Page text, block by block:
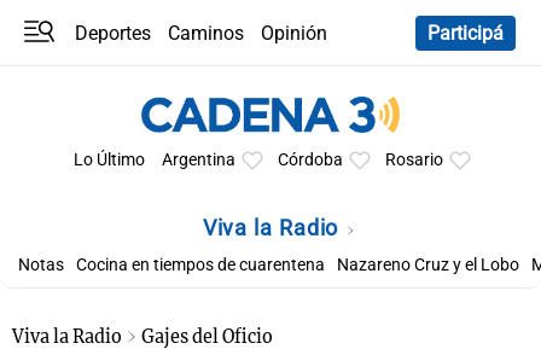
Deportes Caminos
Opinión
Participá
Lo Último Argentina Córdoba Rosario
Viva la Radio
Notas Cocina en tiempos de cuarentena Nazareno Cruz y el Lobo
Viva la Radio Gajes del Oficio